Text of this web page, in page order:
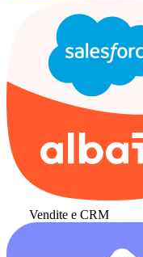
Vendite e CRM